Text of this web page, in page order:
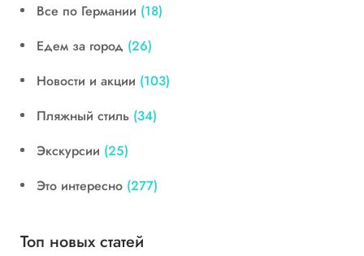
Все по Германии (18)
Едем за город (26)
Новости и акции (103)
Пляжный стиль (34)
Экскурсии (25)
Это интересно (277)
Топ новых статей